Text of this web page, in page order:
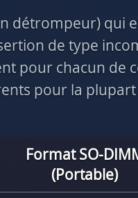
détrompeur) qui
de type
pour chacun de
pour la
Format SO-
(Portable)